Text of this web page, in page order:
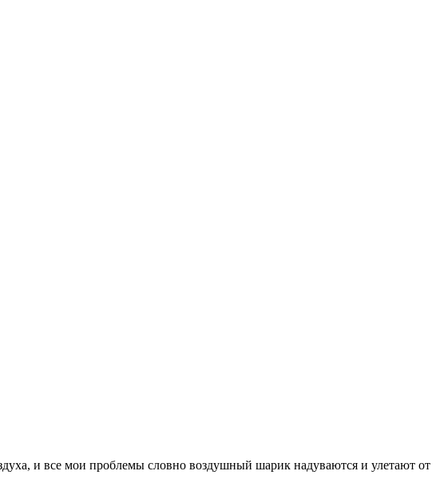
и все мои проблемы словно воздушный шарик надуваются и улетают от